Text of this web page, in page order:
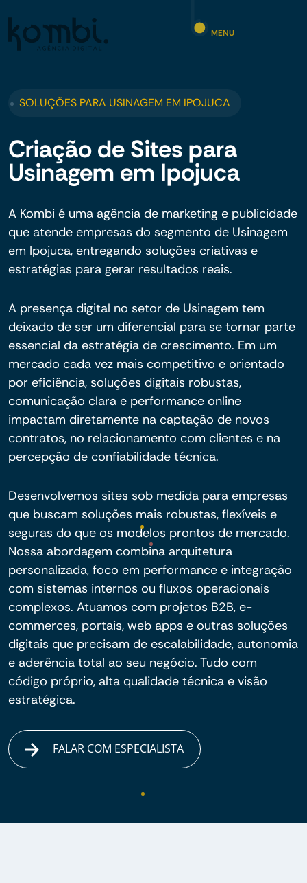
MENU
SOLUÇÕES PARA USINAGEM EM IPOJUCA
Criação de Sites para
Usinagem em Ipojuca
A Kombi é uma agência de marketing e publicidade
que atende empresas do segmento de Usinagem
em Ipojuca, entregando soluções criativas e
estratégias para gerar resultados reais.
A presença digital no setor de Usinagem tem
deixado de ser um diferencial para se tornar parte
essencial da estratégia de crescimento. Em um
mercado cada vez mais competitivo e orientado
por eficiência, soluções digitais robustas,
comunicação clara e performance online
impactam diretamente na captação de novos
contratos, no relacionamento com clientes e na
percepção de confiabilidade técnica.
Desenvolvemos sites sob medida para empresas
que buscam soluções mais robustas, flexíveis e
seguras do que os modelos prontos de mercado.
Nossa abordagem combina arquitetura
personalizada, foco em performance e integração
com sistemas internos ou fluxos operacionais
complexos. Atuamos com projetos B2B, e-
commerces, portais, web apps e outras soluções
digitais que precisam de escalabilidade, autonomia
e aderência total ao seu negócio. Tudo com
código próprio, alta qualidade técnica e visão
estratégica.
FALAR COM ESPECIALISTA